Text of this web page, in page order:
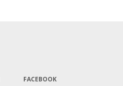
FACEBOOK